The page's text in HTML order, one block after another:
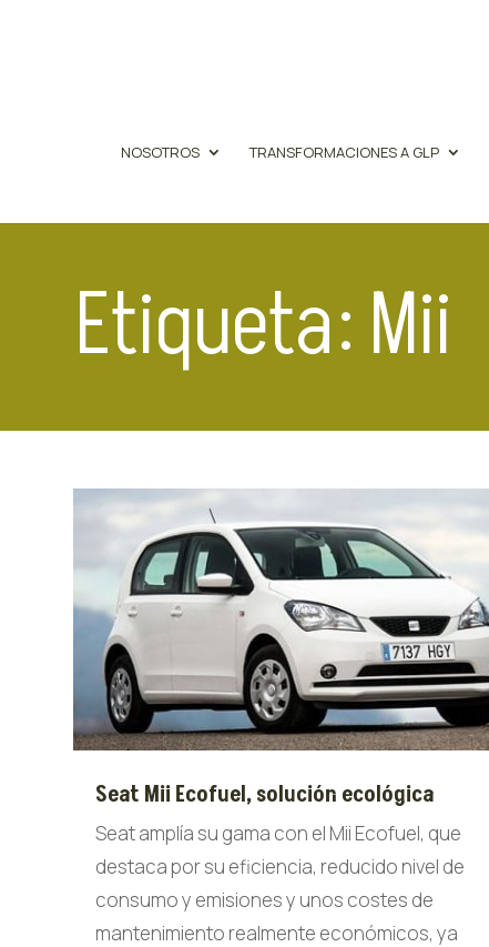
NOSOTROS TRANSFORMACIONES A GLP
Etiqueta: Mii
Seat Mii Ecofuel, solución ecológica
Seat amplía su gama con el Mii Ecofuel, que
destaca por su eficiencia, reducido nivel de
consumo y emisiones y unos costes de
mantenimiento realmente económicos, ya